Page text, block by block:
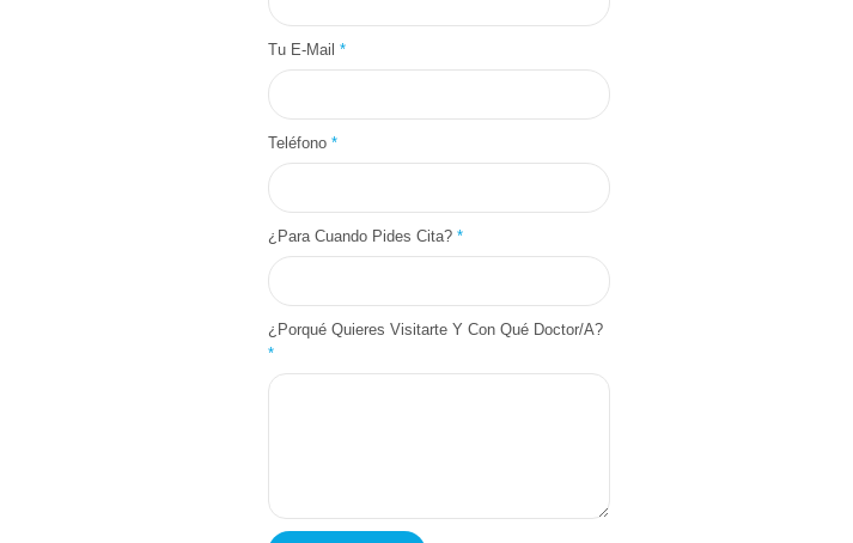
Tu E-Mail*
Teléfono*
¿Para Cuando Pides Cita?*
¿Porqué Quieres Visitarte Y Con Qué Doctor/a?
*